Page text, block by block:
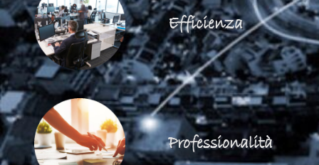
Efficienza
Professionalità